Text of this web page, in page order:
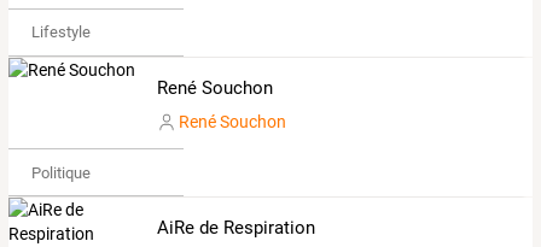
Lifestyle
René Souchon
René Souchon
Politique
AiRe de Respiration